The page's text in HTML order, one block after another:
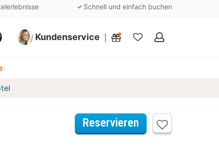
Schnell und einfach buchen
Kundenservice
Meine
Reservieren